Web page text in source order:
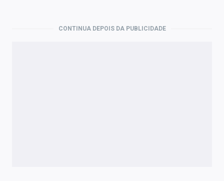
CONTINUA DEPOIS DA PUBLICIDADE